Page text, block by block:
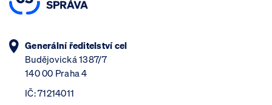
Generální ředitelství cel
Budějovická 1387/7
140 00 Praha 4
IČ: 71214011